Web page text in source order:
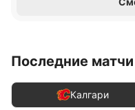
Последние матчи
Калгари